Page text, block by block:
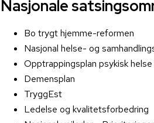
Nasjonale
Bo trygt hjemme-reformen
Nasjonal helse- og
Opptrappingsplan psykisk helse
Demensplan
TryggEst
Ledelse og kvalitetsforbedring